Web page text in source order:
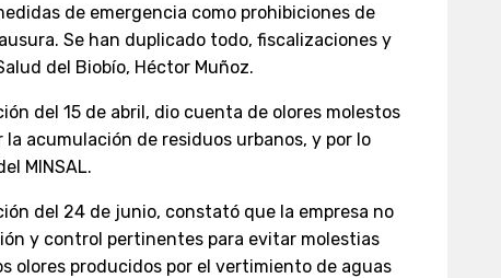
de emergencia como prohibiciones de
Se han duplicado todo, fiscalizaciones y
del Biobío, Héctor Muñoz.
del 15 de abril, dio cuenta de olores molestos
la acumulación de residuos urbanos, y por lo
MINSAL.
del 24 de junio, constató que la empresa no
y control pertinentes para evitar molestias
olores producidos por el vertimiento de aguas